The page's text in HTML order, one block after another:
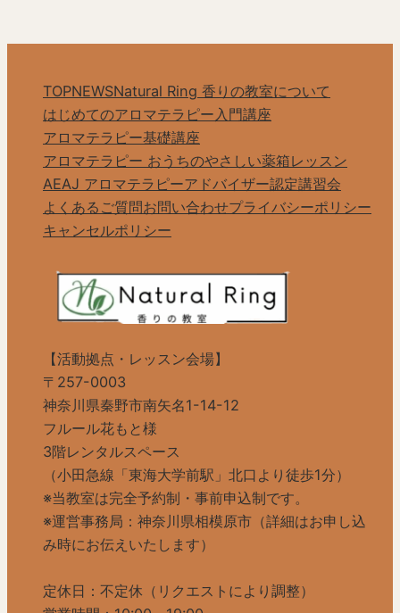
TOPNEWSNatural Ring 香りの教室について
はじめてのアロマテラピー入門講座
アロマテラピー基礎講座
アロマテラピー おうちのやさしい薬箱レッスン
AEAJ アロマテラピーアドバイザー認定講習会
よくあるご質問お問い合わせプライバシーポリシー
キャンセルポリシー
【活動拠点・レッスン会場】
〒257-0003
神奈川県秦野市南矢名1-14-12
フルール花もと様
3階レンタルスペース
（小田急線「東海大学前駅」北口より徒歩1分）
※当教室は完全予約制・事前申込制です。
※運営事務局：神奈川県相模原市（詳細はお申し込
み時にお伝えいたします）
定休日：不定休（リクエストにより調整）